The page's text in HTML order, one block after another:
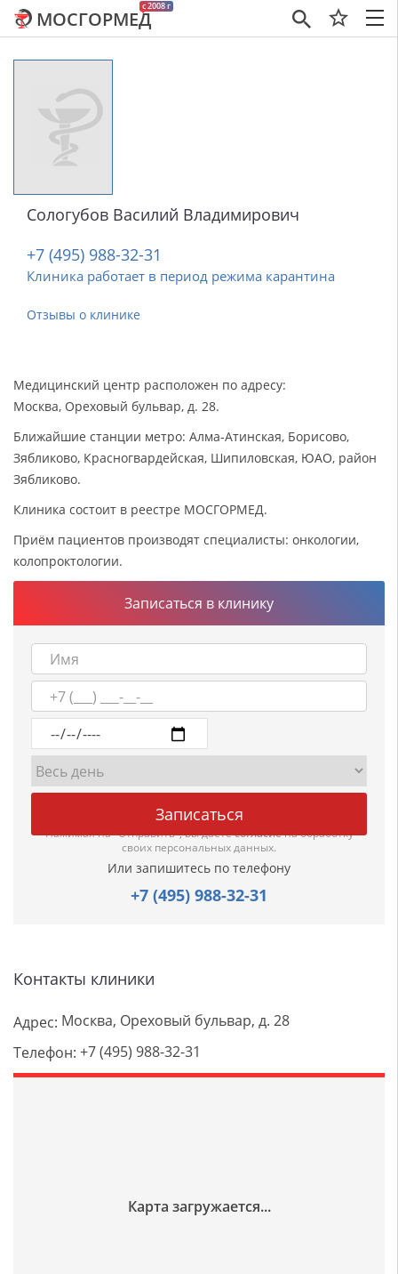
×
c 2008 г
МОСГОРМЕД
Сологубов Василий Владимирович
+7 (495) 988-32-31
Клиника работает в период режима карантина
Отзывы о клинике
Медицинский центр расположен по адресу:
Москва, Ореховый бульвар, д. 28.
Ближайшие станции метро: Алма-Атинская, Борисово,
Зябликово, Красногвардейская, Шипиловская, ЮАО, район
Зябликово.
Клиника состоит в реестре МОСГОРМЕД.
Приём пациентов производят специалисты: онкологии,
колопроктологии.
Записаться в клинику
Нажимая на "Отправить", вы даетесогласиена обработку
своих персональных данных.
Или запишитесь по телефону
+7 (495) 988-32-31
Контакты клиники
Адрес: Москва, Ореховый бульвар, д. 28
Телефон: +7 (495) 988-32-31